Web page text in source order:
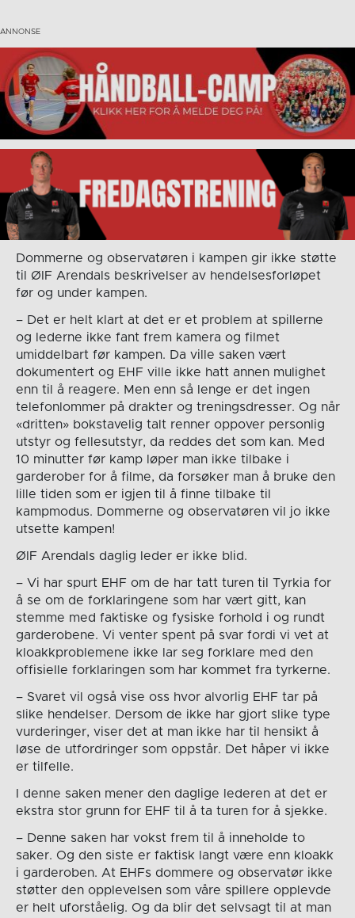
Dommerne og observatøren i kampen gir ikke støtte
til ØIF Arendals beskrivelser av hendelsesforløpet
før og under kampen.
– Det er helt klart at det er et problem at spillerne
og lederne ikke fant frem kamera og filmet
umiddelbart før kampen. Da ville saken vært
dokumentert og EHF ville ikke hatt annen mulighet
enn til å reagere. Men enn så lenge er det ingen
telefonlommer på drakter og treningsdresser. Og når
«dritten» bokstavelig talt renner oppover personlig
utstyr og fellesutstyr, da reddes det som kan. Med
10 minutter før kamp løper man ikke tilbake i
garderober for å filme, da forsøker man å bruke den
lille tiden som er igjen til å finne tilbake til
kampmodus. Dommerne og observatøren vil jo ikke
utsette kampen!
ØIF Arendals daglig leder er ikke blid.
– Vi har spurt EHF om de har tatt turen til Tyrkia for
å se om de forklaringene som har vært gitt, kan
stemme med faktiske og fysiske forhold i og rundt
garderobene. Vi venter spent på svar fordi vi vet at
kloakkproblemene ikke lar seg forklare med den
offisielle forklaringen som har kommet fra tyrkerne.
– Svaret vil også vise oss hvor alvorlig EHF tar på
slike hendelser. Dersom de ikke har gjort slike type
vurderinger, viser det at man ikke har til hensikt å
løse de utfordringer som oppstår. Det håper vi ikke
er tilfelle.
I denne saken mener den daglige lederen at det er
ekstra stor grunn for EHF til å ta turen for å sjekke.
– Denne saken har vokst frem til å inneholde to
saker. Og den siste er faktisk langt være enn kloakk
i garderoben. At EHFs dommere og observatør ikke
støtter den opplevelsen som våre spillere opplevde
er helt uforståelig. Og da blir det selvsagt til at man